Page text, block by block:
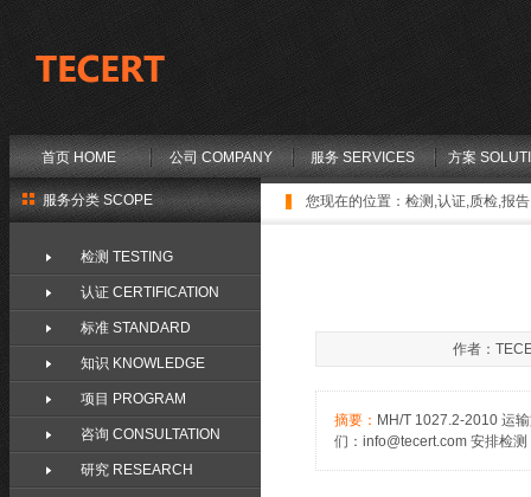
首页 HOME 公司 COMPANY 服务 SERVICES 方案
您现在的位置： 检测,认证,质检,报
作者：
摘要： MH/T 1027.2-2010 运
们：info@tecert.com 安排检
服务分类 SCOPE
检测 TESTING
认证 CERTIFICATION
标准 STANDARD
知识 KNOWLEDGE
项目 PROGRAM
咨询 CONSULTATION
研究 RESEARCH